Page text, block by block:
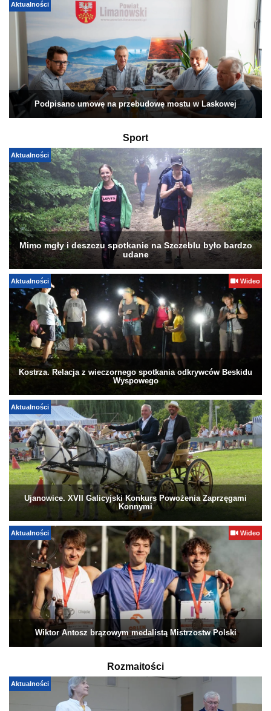
Aktualności
Podpisano umowę na przebudowę mostu w Laskowej
Sport
Aktualności
Mimo mgły i deszczu spotkanie na Szczeblu było bardzo
udane
Aktualności Wideo
Kostrza. Relacja z wieczornego spotkania odkrywców Beskidu
Wyspowego
Aktualności
Ujanowice. XVII Galicyjski Konkurs Powożenia Zaprzęgami
Konnymi
Aktualności Wideo
Wiktor Antosz brązowym medalistą Mistrzostw Polski
Rozmaitości
Aktualności